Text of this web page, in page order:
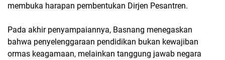
membuka harapan pembentukan Dirjen Pesantren.
Pada akhir penyampaiannya, Basnang menegaskan
bahwa penyelenggaraan pendidikan bukan kewajiban
ormas keagamaan, melainkan tanggung jawab negara